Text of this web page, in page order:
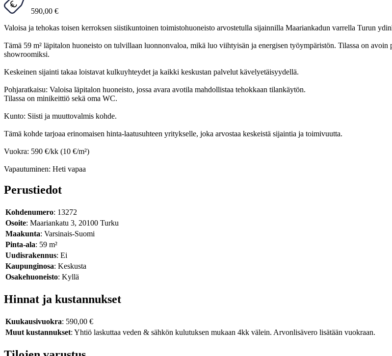
590,00 €
Valoisa ja tehokas toisen kerroksen siistikuntoinen toimistohuoneisto arvostetulla sijainnilla Maariankadun varrella Turun
Tämä 59 m² läpitalon huoneisto on tulvillaan luonnonvaloa, mikä luo viihtyisän ja energisen työympäristön. Tilassa on
showroomiksi.
Keskeinen sijainti takaa loistavat kulkuyhteydet ja kaikki keskustan palvelut kävelyetäisyydellä.
Pohjaratkaisu: Valoisa läpitalon huoneisto, jossa avara avotila mahdollistaa tehokkaan tilankäytön.
Tilassa on minikeittiö sekä oma WC.
Kunto: Siisti ja muuttovalmis kohde.
Tämä kohde tarjoaa erinomaisen hinta-laatusuhteen yritykselle, joka arvostaa keskeistä sijaintia ja toimivuutta.
Vuokra: 590 €/kk (10 €/m²)
Vapautuminen: Heti vapaa
Perustiedot
Kohdenumero: 13272
Osoite: Maariankatu 3, 20100 Turku
Maakunta: Varsinais-Suomi
Pinta-ala: 59 m²
Uudisrakennus: Ei
Kaupunginosa: Keskusta
Osakehuoneisto: Kyllä
Hinnat ja kustannukset
Kuukausivuokra: 590,00 €
Muut kustannukset: Yhtiö laskuttaa veden & sähkön kulutuksen mukaan 4kk välein. Arvonlisävero lisätään vuokraan.